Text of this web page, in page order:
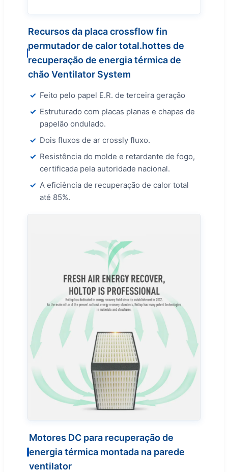
Recursos da placa crossflow fin
permutador de calor total.hottes de
recuperação de energia térmica de
chão Ventilator System
Feito pelo papel E.R. de terceira geração
Estruturado com placas planas e chapas de
papelão ondulado.
Dois fluxos de ar crossly fluxo.
Resistência do molde e retardante de fogo,
certificada pela autoridade nacional.
A eficiência de recuperação de calor total
até 85%.
Motores DC para recuperação de
energia térmica montada na parede
ventilator